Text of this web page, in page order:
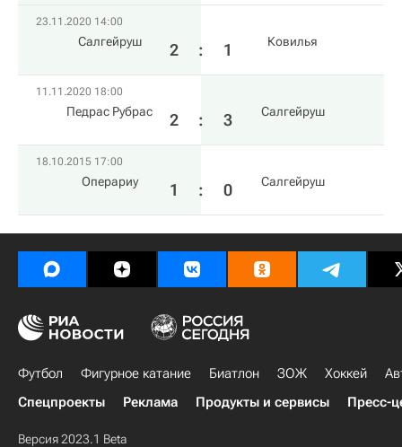
23.11.2020 14:00
Салгейруш 2 : 1 Ковилья
11.11.2020 18:00
Педрас Рубрас 2 : 3 Салгейруш
18.10.2015 17:00
Операриу 1 : 0 Салгейруш
Футбол Фигурное катание Биатлон ЗОЖ Хоккей
Спецпроекты
Реклама Продукты и сервисы Пресс-
Версия 2023.1 Beta